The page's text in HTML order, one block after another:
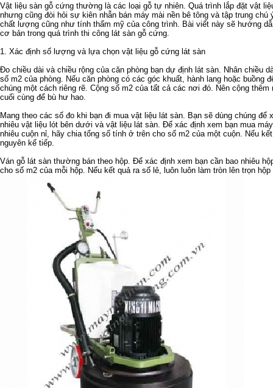
Vật liệu sàn gỗ cứng thường là các loại gỗ tự nhiên. Quá trình lắp đặt vật
nhưng cũng đòi hỏi sự kiên nhẫn bán máy mài nền bê tông và tập trung chú
chất lượng cũng như tính thẩm mỹ của công trình. Bài viết này sẽ hướng
cơ bản trong quá trình thi công lát sàn gỗ cứng.
1. Xác định số lượng và lựa chọn vật liệu gỗ cứng lát sàn
Đo chiều dài và chiều rộng của căn phòng bạn dự định lát sàn. Nhân chiều
số m2 của phòng. Nếu căn phòng có các góc khuất, hành lang hoặc buồng
chúng một cách riêng rẽ. Cộng số m2 của tất cả các nơi đó. Nên cộng
cuối cùng để bù hư hao.
Mang theo các số đo khi bạn đi mua vật liệu lát sàn. Bạn sẽ dùng chúng để
nhiêu vật liệu lót bên dưới và vật liệu lát sàn. Để xác định xem bạn mua
nhiêu cuộn nỉ, hãy chia tổng số tính ở trên cho số m2 của một cuộn. Nếu
nguyên kế tiếp.
Ván gỗ lát sàn thường bán theo hộp. Để xác định xem bạn cần bao nhiêu
cho số m2 của mỗi hộp. Nếu kết quả ra số lẻ, luôn luôn làm tròn lên trọn